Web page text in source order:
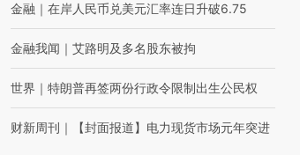
金融 ｜ 在岸人民币兑美元汇率连日升破6.75
金融我闻 ｜ 艾路明及多名股东被拘
世界 ｜ 特朗普再签两份行政令限制出生公民权
财新周刊 ｜ 【封面报道】电力现货市场元年突进